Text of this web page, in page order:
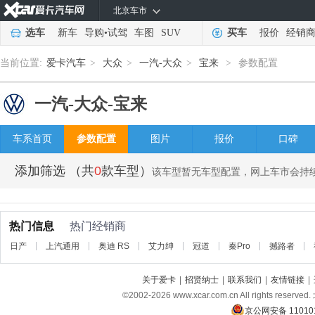
北京车市
选车 新车 导购•试驾 车图 SUV 买车 报价 经销商
当前位置: 爱卡汽车 > 大众 > 一汽-大众 > 宝来 > 参数配置
一汽-大众-宝来
车系首页 参数配置 图片 报价 口碑
添加筛选 （共0款车型） 该车型暂无车型配置，网上车市会持
热门信息 热门经销商
日产 上汽通用 奥迪 RS 艾力绅 冠道 秦Pro 撼路者
关于爱卡 招贤纳士 联系我们 友情链接
©2002-2026 www.xcar.com.cn All rights
京公网安备